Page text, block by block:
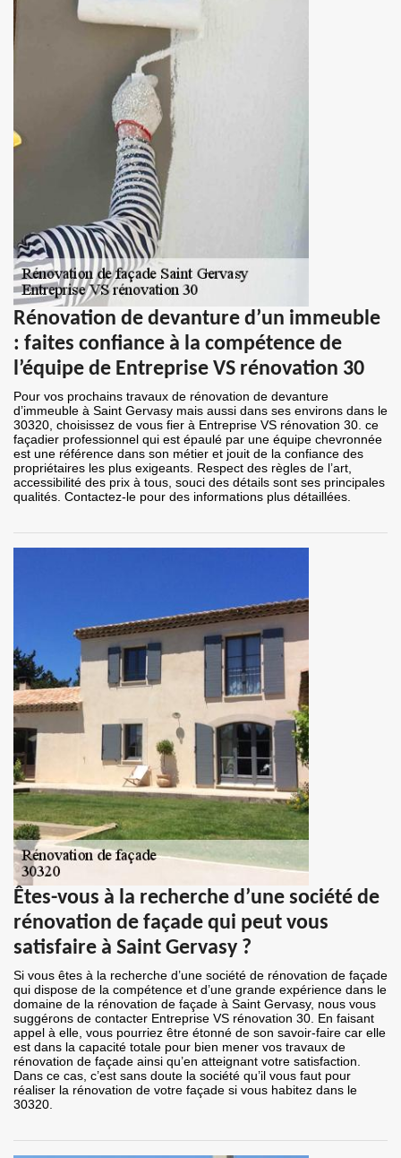
Rénovation de devanture d’un immeuble
: faites confiance à la compétence de
l’équipe de Entreprise VS rénovation 30
Pour vos prochains travaux de rénovation de devanture
d’immeuble à Saint Gervasy mais aussi dans ses environs dans le
30320, choisissez de vous fier à Entreprise VS rénovation 30. ce
façadier professionnel qui est épaulé par une équipe chevronnée
est une référence dans son métier et jouit de la confiance des
propriétaires les plus exigeants. Respect des règles de l’art,
accessibilité des prix à tous, souci des détails sont ses principales
qualités. Contactez-le pour des informations plus détaillées.
Êtes-vous à la recherche d’une société de
rénovation de façade qui peut vous
satisfaire à Saint Gervasy ?
Si vous êtes à la recherche d’une société de rénovation de façade
qui dispose de la compétence et d’une grande expérience dans le
domaine de la rénovation de façade à Saint Gervasy, nous vous
suggérons de contacter Entreprise VS rénovation 30. En faisant
appel à elle, vous pourriez être étonné de son savoir-faire car elle
est dans la capacité totale pour bien mener vos travaux de
rénovation de façade ainsi qu’en atteignant votre satisfaction.
Dans ce cas, c’est sans doute la société qu’il vous faut pour
réaliser la rénovation de votre façade si vous habitez dans le
30320.